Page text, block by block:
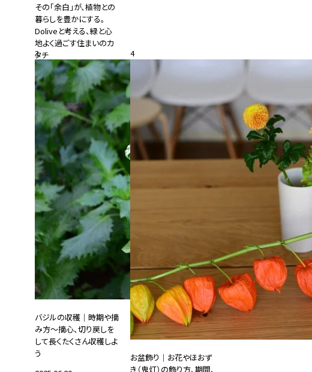
その「余白」が、植物との
暮らしを豊かにする。
Doliveと考える、緑と心
地よく過ごす住まいのカ
タチ
2026.08.05
#特集
3
バジルの収穫｜時期や摘
み方～摘心、切り戻しを
して長くたくさん収穫しよ
う
4
お盆飾り｜お花やほおず
き（鬼灯）の飾り方、期間、